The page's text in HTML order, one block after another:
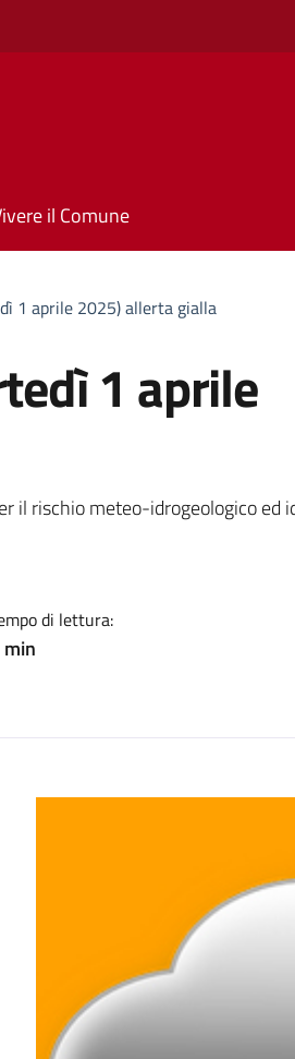
il Comune
1 aprile 2025) allerta gialla
1 aprile
il rischio meteo-idrogeologico ed
di lettura:
min